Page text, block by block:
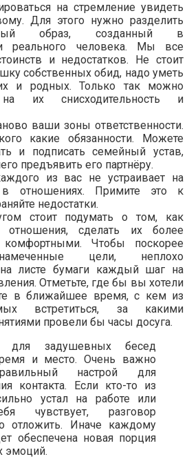
на стремление увидеть
Для этого нужно разделить
образ, созданный в
реального человека. Мы все
и недостатков. Не стоит
собственных обид, надо уметь
и родных. Только так можно
на их снисходительность и
ваши зоны ответственности.
какие обязанности. Можете
и подписать семейный устав,
предъявить его партнёру.
из вас не устраивает на
отношениях. Примите это к
недостатки.
стоит подумать о том, как
сделать их более
Чтобы поскорее
цели, неплохо
на листе бумаги каждый шаг на
Отметьте, где бы вы хотели
в ближайшее время, с кем из
встретиться, за какими
провели бы часы досуга.
для задушевных бесед
и место. Очень важно
настрой для
контакта. Если кто-то из
устал на работе или
чувствует, разговор
отложить. Иначе каждому
обеспечена новая порция
эмоций.